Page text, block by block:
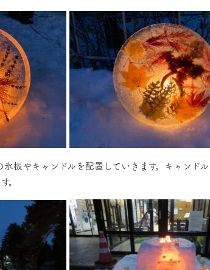
板やキャンドルを配置していきます。キャンド
。